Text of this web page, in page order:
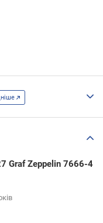
Graf Zeppelin 7666-4